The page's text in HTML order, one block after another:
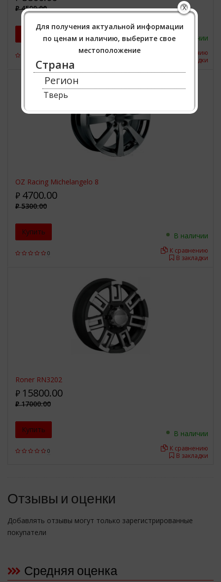
X
Для получения актуальной информации
по ценам и наличию, выберите свое
местоположение
Страна
Регион
Тверь
₽ 4500.00
В наличии
В закладки
К сравнению
Купить
OZ Racing Michelangelo 8
0
₽ 4700.00
₽ 5300.00
В наличии
В закладки
К сравнению
Купить
Roner RN3202
0
₽ 15800.00
₽ 17000.00
В наличии
В закладки
К сравнению
Купить
Отзывы и оценки
Добавлять отзывы могут только зарегистрированные
покупатели
Средняя оценка